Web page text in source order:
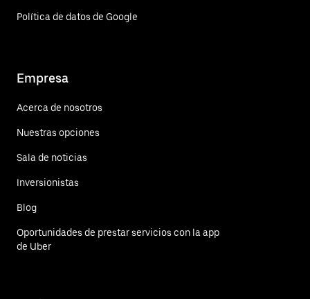
Política de datos de Google
Empresa
Acerca de nosotros
Nuestras opciones
Sala de noticias
Inversionistas
Blog
Oportunidades de prestar servicios con la app
de Uber